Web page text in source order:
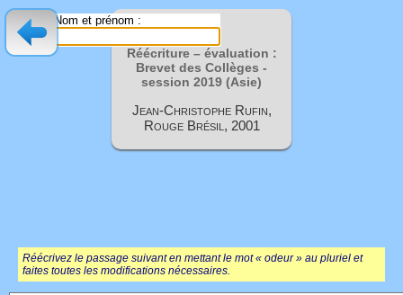
Nom et prénom :
Réécriture – évaluation :
Brevet des Collèges -
session 2019 (Asie)
Jean-Christophe Rufin,
Rouge Brésil, 2001
Réécrivez le passage suivant en mettant le mot « odeur » au pluriel et
faites toutes les modifications nécessaires.